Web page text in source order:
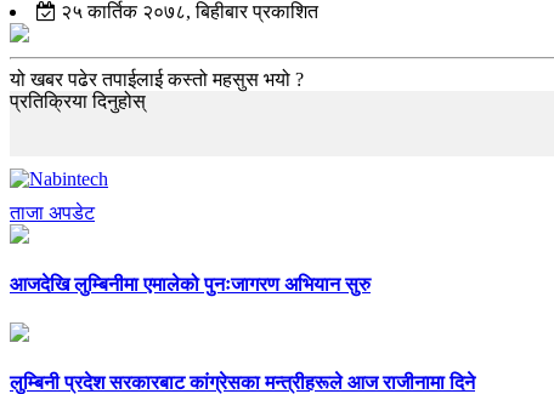
२५ कार्तिक २०७८, बिहीबार प्रकाशित
यो खबर पढेर तपाईलाई कस्तो महसुस भयो ?
प्रतिक्रिया दिनुहोस्
ताजा अपडेट
आजदेखि लुम्बिनीमा एमालेको पुनःजागरण अभियान सुरु
लुम्बिनी प्रदेश सरकारबाट कांग्रेसका मन्त्रीहरूले आज राजीनामा दिने